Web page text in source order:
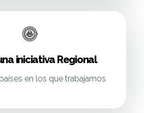
iniciativa Regional
en los que trabajamos